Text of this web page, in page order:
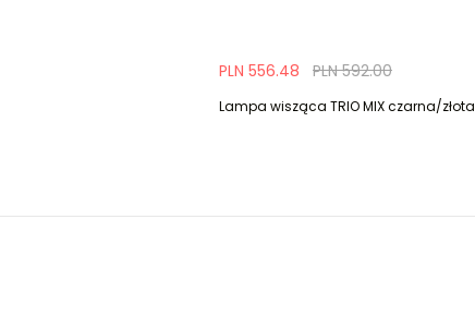
PLN 592.00
PLN 556.48
Lampa wisząca TRIO MIX czarna/złota